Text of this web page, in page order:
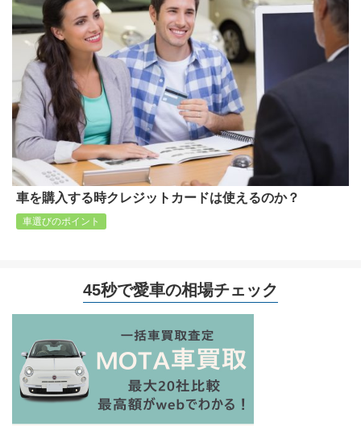
車を購入する時クレジットカードは使えるのか？
車選びのポイント
45秒で愛車の相場チェック